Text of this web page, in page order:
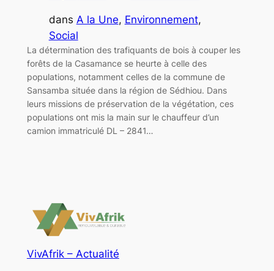
dans A la Une, Environnement
Social
La détermination des trafiquants de bois à couper les
forêts de la Casamance se heurte à celle des
populations, notamment celles de la commune de
Sansamba située dans la région de Sédhiou. Dans
leurs missions de préservation de la végétation, ces
populations ont mis la main sur le chauffeur d’un
camion immatriculé DL – 2841…
VivAfrik – Actualité